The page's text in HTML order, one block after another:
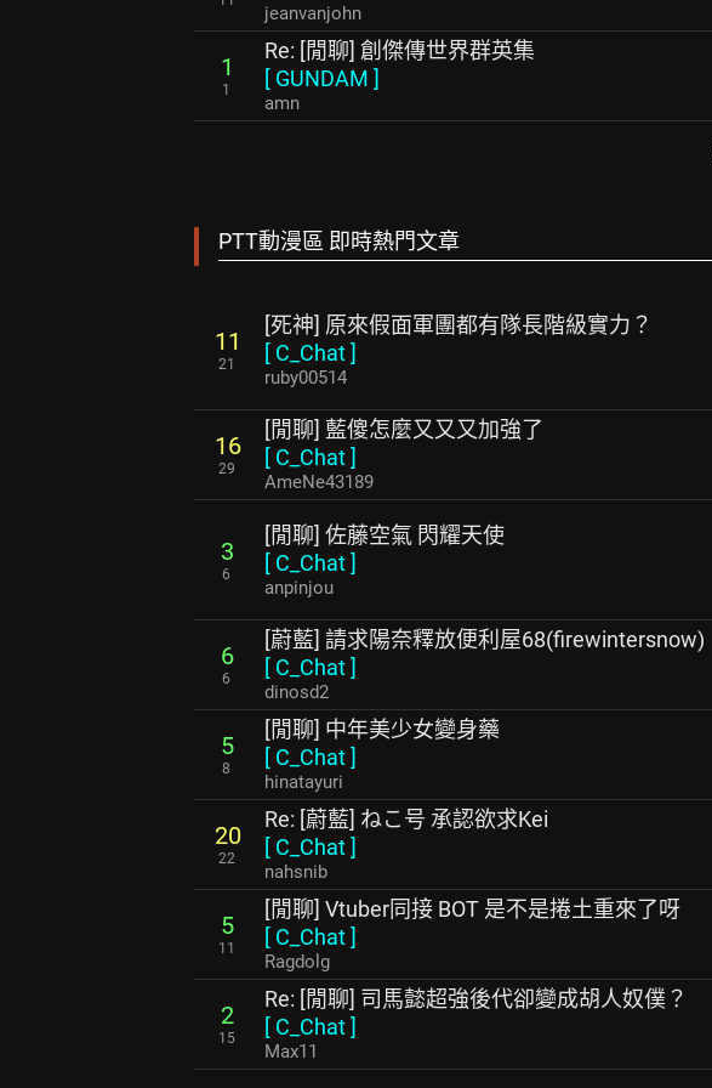
jeanvanjohn
1
1
Re: [閒聊] 創傑傳世界群英集
[ GUNDAM ]
amn
PTT動漫區 即時熱門文章
11
21
[死神] 原來假面軍團都有隊長階級實力？
[ C_Chat]
ruby00514
16
29
[閒聊] 藍傻怎麼又又又加強了
[ C_Chat]
AmeNe43189
3
6
[閒聊] 佐藤空氣 閃耀天使
[ C_Chat]
anpinjou
6
6
[蔚藍] 請求陽奈釋放便利屋68(firewintersnow)
[ C_Chat]
dinosd2
5
8
[閒聊] 中年美少女變身藥
[ C_Chat]
hinatayuri
20
22
Re: [蔚藍] ねこ号 承認欲求Kei
[ C_Chat]
nahsnib
5
11
[閒聊] Vtuber同接 BOT 是不是捲土重來了呀
[ C_Chat]
Ragdolg
2
15
Re: [閒聊] 司馬懿超強後代卻變成胡人奴僕？
[ C_Chat]
Max11